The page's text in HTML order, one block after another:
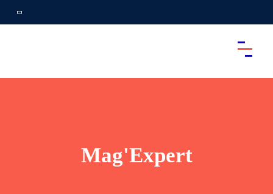
Mag'Expert